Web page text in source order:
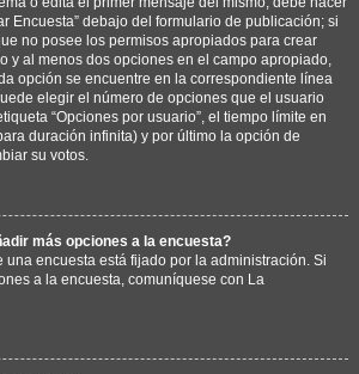
Encuesta” debajo del formulario de publicación; si
no posee los permisos apropiados para crear
y al menos dos opciones en el campo apropiado,
opción se encuentre en la correspondiente línea
elegir el número de opciones que el usuario
“Opciones por usuario”, el tiempo límite en
duración infinita) y por último la opción de
su votos.
más opciones a la encuesta?
una encuesta está fijado por la administración. Si
a la encuesta, comuníquese con La